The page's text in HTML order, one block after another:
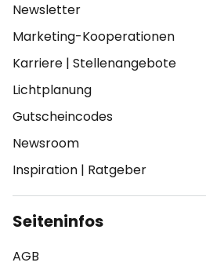
Newsletter
Marketing-Kooperationen
Karriere | Stellenangebote
Lichtplanung
Gutscheincodes
Newsroom
Inspiration | Ratgeber
Seiteninfos
AGB